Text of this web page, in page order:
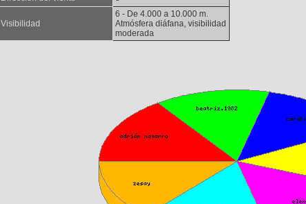
Visibilidad
6 - De 4.000 a 10.000 m.
Atmósfera diáfana, visibilidad
moderada